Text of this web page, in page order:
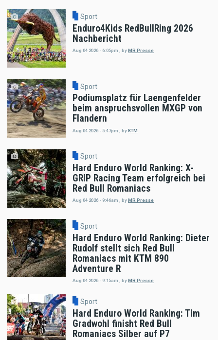
Sport
Enduro4Kids RedBullRing 2026
Nachbericht
Aug 04 2026 - 6:05pm byMR Presse
Sport
Podiumsplatz für Laengenfelder
beim anspruchsvollen MXGP von
Flandern
Aug 04 2026 - 5:47pm byKTM
Sport
Hard Enduro World Ranking: X-
GRIP Racing Team erfolgreich bei
Red Bull Romaniacs
Aug 04 2026 - 9:46am , by MR Presse
Sport
Hard Enduro World Ranking: Dieter
Rudolf stellt sich Red Bull
Romaniacs mit KTM 890
Adventure R
Aug 04 2026 - 9:15am byMR Presse
Sport
Hard Enduro World Ranking: Tim
Gradwohl finisht Red Bull
Romaniacs Silber auf P7